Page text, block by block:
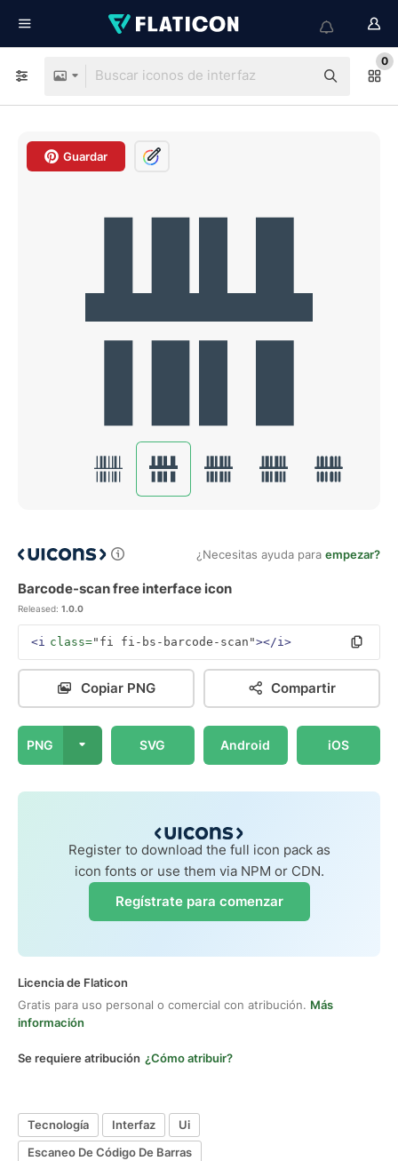
0
Guardar
¿Necesitas ayuda para empezar?
Barcode-scan free interface icon
Released: 1.0.0
<i class="fi fi-bs-barcode-scan"></i>
Copiar PNG Compartir
PNG SVG Android iOS
Register to download the full icon pack as
icon fonts or use them via NPM or CDN.
Regístrate para comenzar
Licencia de Flaticon
Gratis para uso personal o comercial con atribución. Más
información
Se requiere atribución ¿Cómo atribuir?
Tecnología Interfaz
Ui
Escaneo De Código De Barras